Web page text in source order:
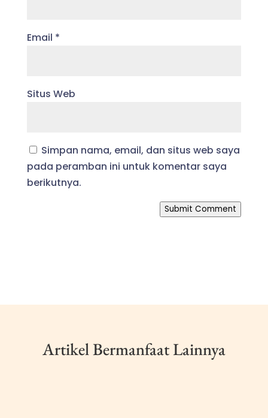
Email *
Situs Web
Simpan nama, email, dan situs web saya
pada peramban ini untuk komentar saya
berikutnya.
Submit Comment
Artikel Bermanfaat Lainnya